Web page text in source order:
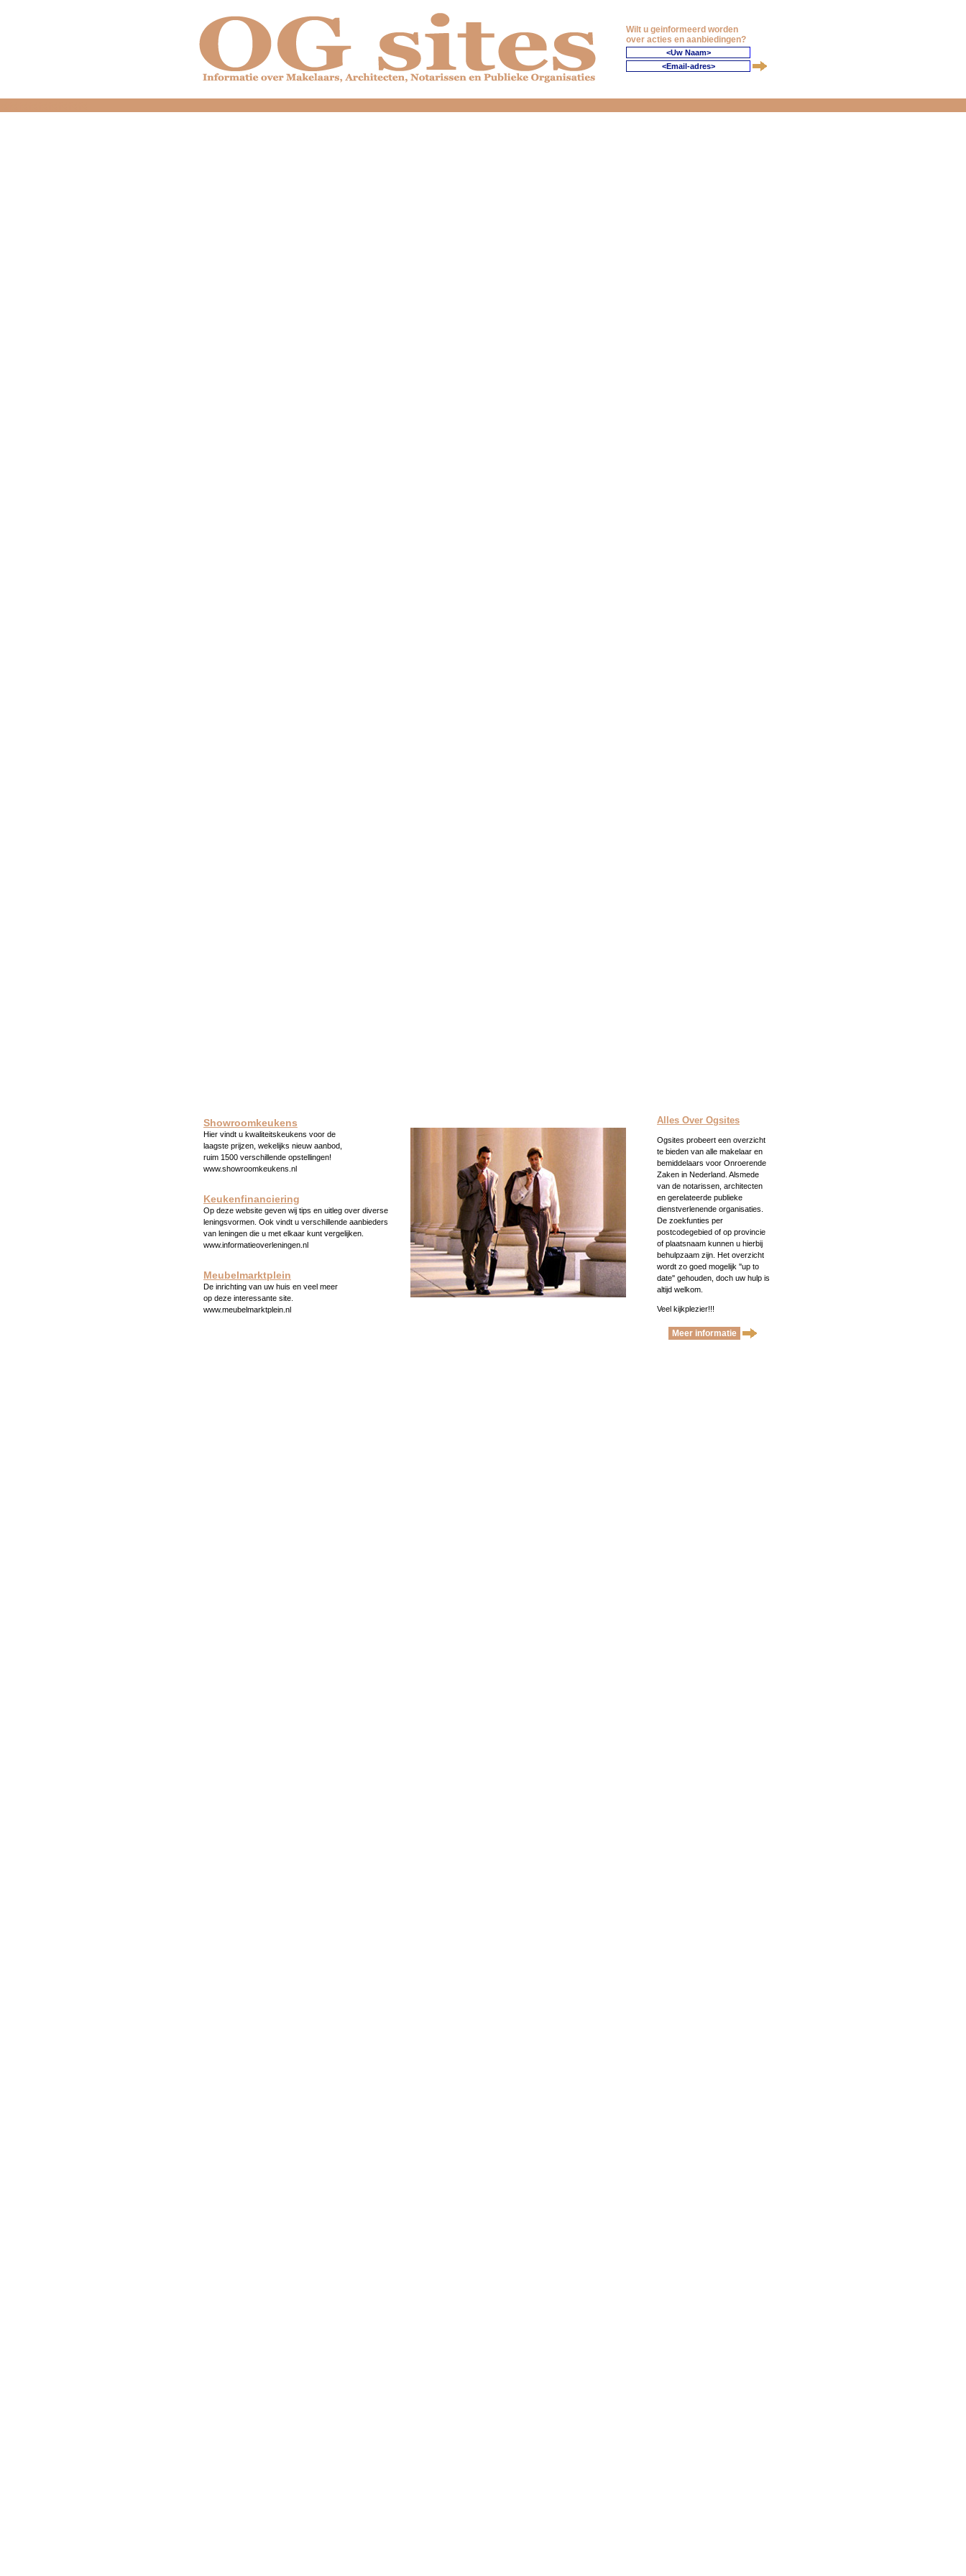
Wilt u geinformeerd worden
over acties en aanbiedingen?
Showroomkeukens
Hier vindt u kwaliteitskeukens voor de
laagste prijzen, wekelijks nieuw aanbod,
ruim 1500 verschillende opstellingen!
www.showroomkeukens.nl
Keukenfinanciering
Op deze website geven wij tips en uitleg over diverse
leningsvormen. Ook vindt u verschillende aanbieders
van leningen die u met elkaar kunt vergelijken.
www.informatieoverleningen.nl
Meubelmarktplein
De inrichting van uw huis en veel meer
op deze interessante site.
www.meubelmarktplein.nl
Alles Over Ogsites
Ogsites probeert een overzicht
te bieden van alle makelaar en
bemiddelaars voor Onroerende
Zaken in Nederland. Alsmede
van de notarissen, architecten
en gerelateerde publieke
dienstverlenende organisaties.
De zoekfunties per
postcodegebied of op provincie
of plaatsnaam kunnen u hierbij
behulpzaam zijn. Het overzicht
wordt zo goed mogelijk ''up to
date'' gehouden, doch uw hulp is
altijd welkom.
Veel kijkplezier!!!
Meer informatie